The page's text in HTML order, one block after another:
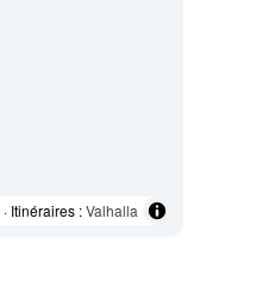
· Itinéraires :Valhalla